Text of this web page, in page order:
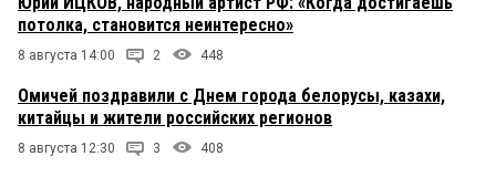
потолка, становится неинтересно»
8 августа 14:00 2 448
Омичей поздравили с Днем города белорусы, казахи,
китайцы и жители российских регионов
8 августа 12:30 3 408